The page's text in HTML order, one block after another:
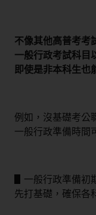
不像其他高普考考
一般行政考試科目
即使是非本科生也
例如，沒基礎考公
一般行政準備時間
▋一般行政準備初
先打基礎，確保各